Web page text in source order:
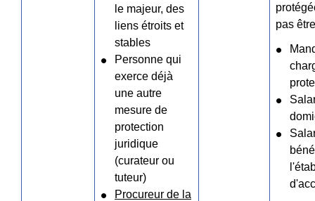
le majeur, des
liens étroits et
stables
Personne qui
exerce déjà
une autre
mesure de
protection
juridique
(curateur ou
tuteur)
Procureur de la
pas